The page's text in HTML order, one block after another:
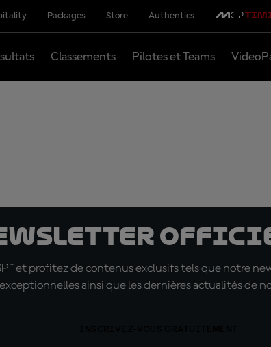
Packages Store Authentics
Classements Pilotes et Teams
et profitez de contenus exclusifs tels que notre
exceptionnelles ainsi que les dernières actualités de